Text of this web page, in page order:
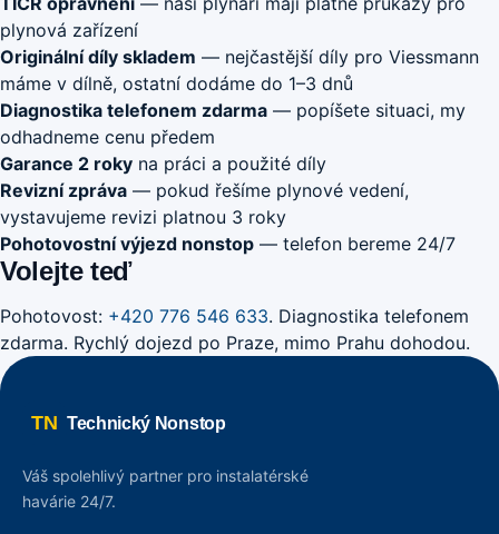
plynová zařízení
Originální díly skladem — nejčastější díly pro Viessmann
máme v dílně, ostatní dodáme do 1–3 dnů
Diagnostika telefonem zdarma — popíšete situaci, my
odhadneme cenu předem
Garance 2 roky na práci a použité díly
Revizní zpráva — pokud řešíme plynové vedení,
vystavujeme revizi platnou 3 roky
Pohotovostní výjezd nonstop — telefon bereme 24/7
Volejte teď
Pohotovost: +420 776 546 633. Diagnostika telefonem
zdarma. Rychlý dojezd po Praze, mimo Prahu dohodou.
TN Technický Nonstop
Váš spolehlivý partner pro instalatérské
havárie 24/7.